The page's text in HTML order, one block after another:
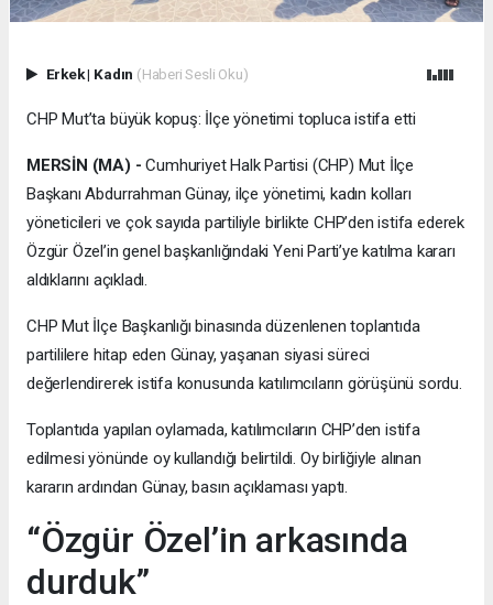
Erkek| Kadın (Haberi Sesli Oku)
CHP Mut’ta büyük kopuş: İlçe yönetimi topluca istifa etti
MERSİN (MA) - Cumhuriyet Halk Partisi (CHP) Mut İlçe
Başkanı Abdurrahman Günay, ilçe yönetimi, kadın kolları
yöneticileri ve çok sayıda partiliyle birlikte CHP’den istifa ederek
Özgür Özel’in genel başkanlığındaki Yeni Parti’ye katılma kararı
aldıklarını açıkladı.
CHP Mut İlçe Başkanlığı binasında düzenlenen toplantıda
partililere hitap eden Günay, yaşanan siyasi süreci
değerlendirerek istifa konusunda katılımcıların görüşünü sordu.
Toplantıda yapılan oylamada, katılımcıların CHP’den istifa
edilmesi yönünde oy kullandığı belirtildi. Oy birliğiyle alınan
kararın ardından Günay, basın açıklaması yaptı.
“Özgür Özel’in arkasında
durduk”